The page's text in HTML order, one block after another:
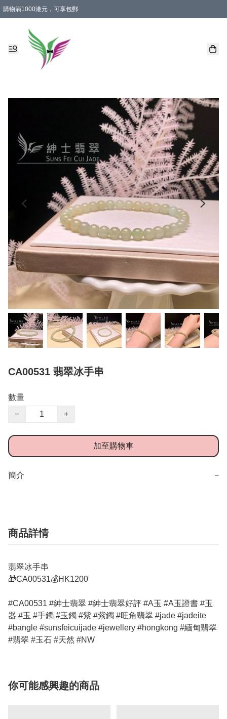
購物滿1000港元，可享包郵
CA00531 翡翠冰手串
數量
−
+
加至購物車
簡介 −
商品詳情
翡翠冰手串
🎁CA00531💰HK1200
#CA00531 #紳士翡翠 #紳士翡翠好評 #A玉 #A玉證書 #玉
器 #玉 #手鐲 #玉鐲 #紫 #紫鐲 #旺角翡翠 #jade #jadeite
#bangle #sunsfeicuijade #jewellery #hongkong #緬甸翡翠
#翡翠 #玉石 #天然 #NW
你可能感興趣的商品